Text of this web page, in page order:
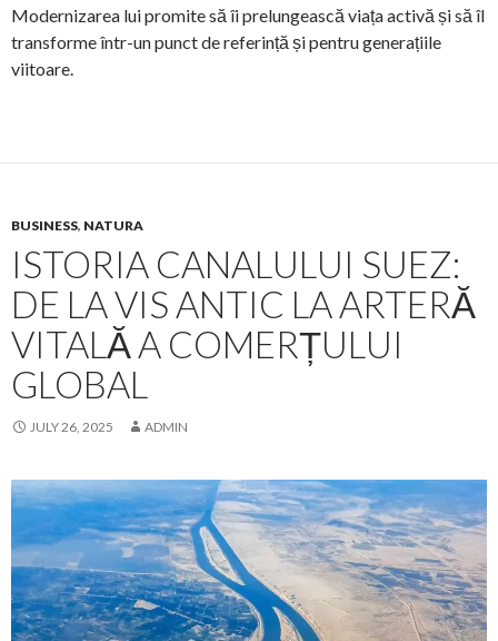
Modernizarea lui promite să îi prelungească viața activă și să îl
transforme într-un punct de referință și pentru generațiile
viitoare.
BUSINESS, NATURA
ISTORIA CANALULUI SUEZ:
DE LA VIS ANTIC LA ARTERĂ
VITALĂ A COMERȚULUI
GLOBAL
JULY 26, 2025 ADMIN